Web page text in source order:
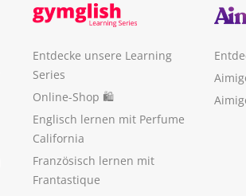
Entdecke unsere Learning
Series
Online-Shop 🛍
Englisch lernen mit Perfume
California
Französisch lernen mit
Frantastique